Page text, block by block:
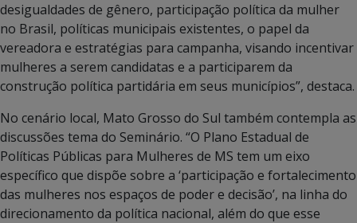
desigualdades de gênero, participação política da mulher
no Brasil, políticas municipais existentes, o papel da
vereadora e estratégias para campanha, visando incentivar
mulheres a serem candidatas e a participarem da
construção política partidária em seus municípios”, destaca.
No cenário local, Mato Grosso do Sul também contempla as
discussões tema do Seminário. “O Plano Estadual de
Políticas Públicas para Mulheres de MS tem um eixo
específico que dispõe sobre a ‘participação e fortalecimento
das mulheres nos espaços de poder e decisão’, na linha do
direcionamento da política nacional, além do que esse